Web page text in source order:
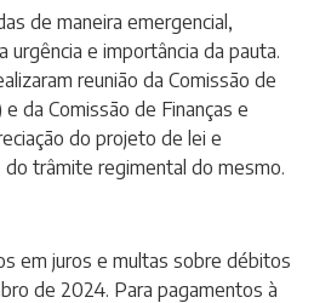
de maneira emergencial,
urgência e importância da pauta.
reunião da Comissão de
e da Comissão de Finanças e
do projeto de lei e
trâmite regimental do mesmo.
em juros e multas sobre débitos
de 2024. Para pagamentos à